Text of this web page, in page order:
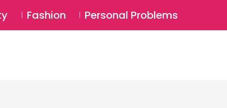
Login ⚲
Fashion Personal Problems